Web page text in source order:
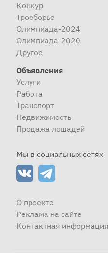
Конкур
Троеборье
Олимпиада-2024
Олимпиада-2020
Другое
Объявления
Услуги
Работа
Транспорт
Недвижимость
Продажа лошадей
Мы в социальных сетях
О проекте
Реклама на сайте
Контактная информация